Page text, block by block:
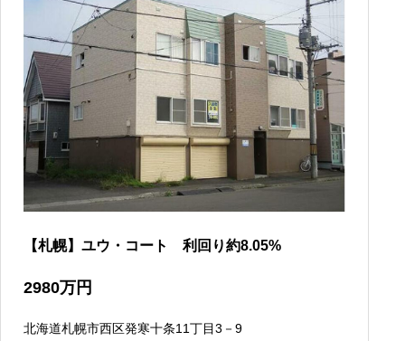
【札幌】ユウ・コート 利回り約8.05%
2980万円
北海道札幌市西区発寒十条11丁目3－9